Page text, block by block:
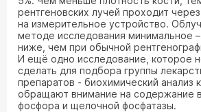
рентгеновских лучей проходит
на измерительное устройство.
методе исследования минимальное –
ниже, чем при обычной
И ещё одно исследование, которое
сделать для подбора группы
препаратов - биохимический анализ
обращают внимание на содержание в
фосфора и щелочной фосфатазы.